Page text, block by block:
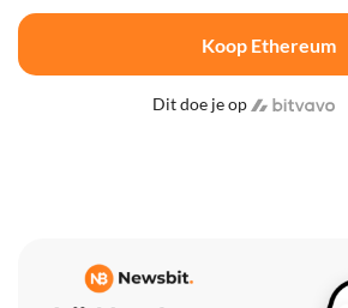
Koop Ethereum
Dit doe je op